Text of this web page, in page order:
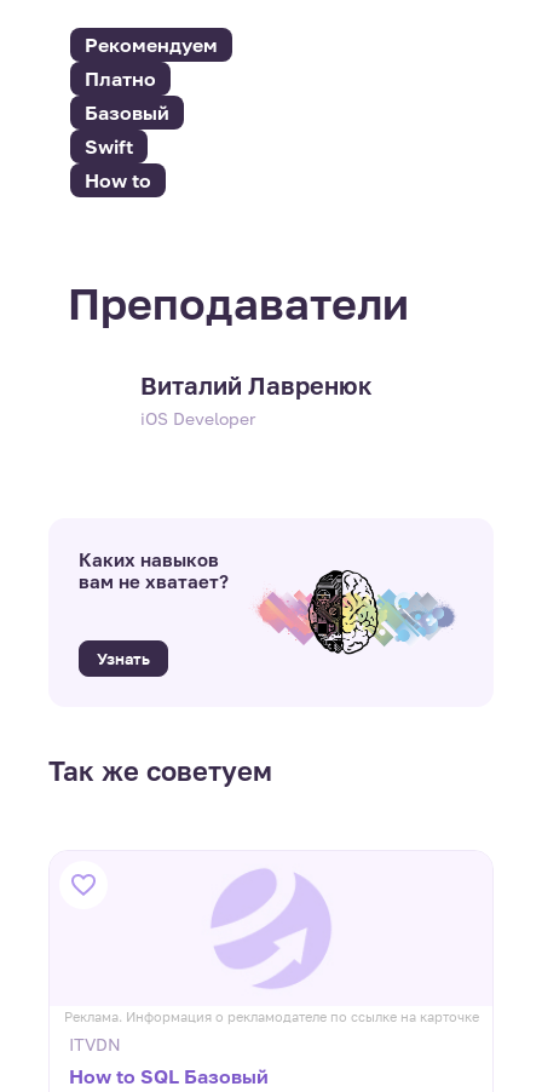
Рекомендуем
Платно
Базовый
Swift
How to
Преподаватели
Виталий Лавренюк
iOS Developer
Каких навыков
вам не хватает?
Узнать
Так же советуем
Реклама. Информация о рекламодателе по ссылке на карточке
ITVDN
How to SQL Базовый